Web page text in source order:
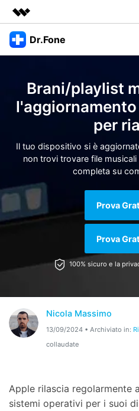
Prodotti in evidenza
Panoramica
Soluzione
Chi siamo
Negozio
Dr.Fone
Visualizza il Full Toolkit >
Prodotti
Per Mobile
Strumenti Online
Visualizza Tutte Le App
Recupero dati Android
Scopri & Supporto
Azioni Rapide
Risorse
Gestione di Dati
Protezione Telefono
Esplora Tutte Le Soluzioni
Brani/playlist
l'aggiornamento
per
Il tuo dispositivo si è
non trovi trovare file
completa su
Prova
Prova
100% sicuro e la
Nicola Massimo
13/09/2024 • Archiviato in:
collaudate
Apple rilascia regolarmente
sistemi operativi per i suoi